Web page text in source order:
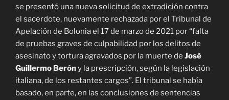
se presentó una nueva solicitud de extradición contra
el sacerdote, nuevamente rechazada por el Tribunal de
Apelación de Bolonia el 17 de marzo de 2021 por “falta
de pruebas graves de culpabilidad por los delitos de
asesinato y tortura agravados por la muerte de Josè
Guillermo Beróny la prescripción, según la legislación
italiana, de los restantes cargos”. El tribunal se había
basado, en parte, en las conclusiones de sentencias